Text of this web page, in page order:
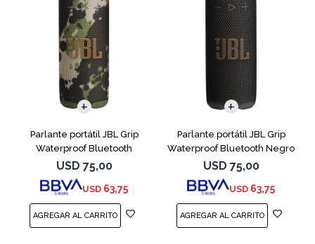
Parlante portátil JBL Grip
Waterproof Bluetooth
Camuflado
USD 75,00
USD 63,75
Parlante portátil JBL Grip
Waterproof Bluetooth Negro
USD 75,00
USD 63,75